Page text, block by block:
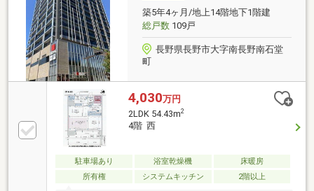
らではの魅力です。新しい暮らしのイメージを、ぜひ
現地でご体感ください。まずは【資料請求】ボタンを
クリック！見学予約も受付中です。
築5年4ヶ月/地上14階地下1階建
総戸数109戸
長野県長野市大字南長野南石堂
町
4,030万円
2LDK 54.43m2
4階 西
駐車場あり 浴室乾燥機
床暖房
所有権
システムキッチン 2階以上